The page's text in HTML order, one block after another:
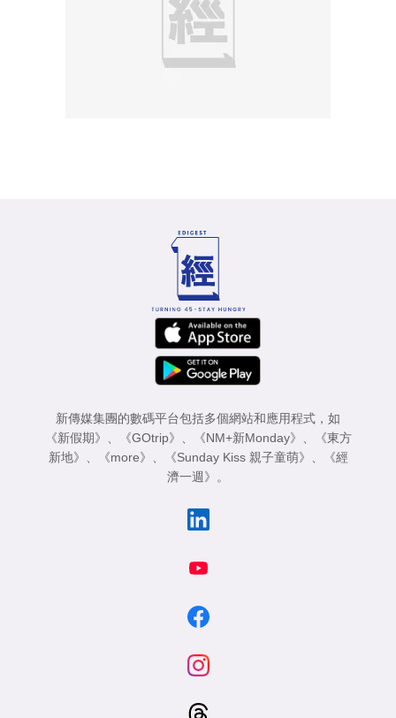
新傳媒集團的數碼平台包括多個網站和應用程式，如
《新假期》 、 《GOtrip》 、 《NM+新Monday》 、
《東方
新地》 、 《more》 、 《Sunday Kiss 親子童萌》 、
《經
濟一週》 。